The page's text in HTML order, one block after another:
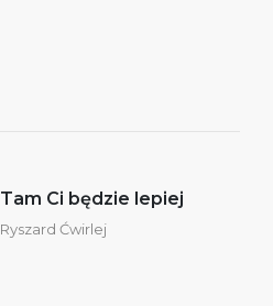
Tam Ci będzie lepiej
Ryszard Ćwirlej